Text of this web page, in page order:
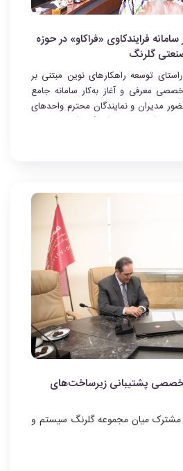
فرایندکاوی «فراکاو» در حوزه
گلرنگ
توسعه راهکارهای نوین مبتنی بر
معرفی و آغاز به‌کار سامانه جامع
حضور مدیران و نمایندگان محترم واحدهای
گروه صنعتی گلرنگ برگزار کرد.
پشتیبانی زیرساخت‌های
مشترک میان مجموعه گلرنگ سیستم و